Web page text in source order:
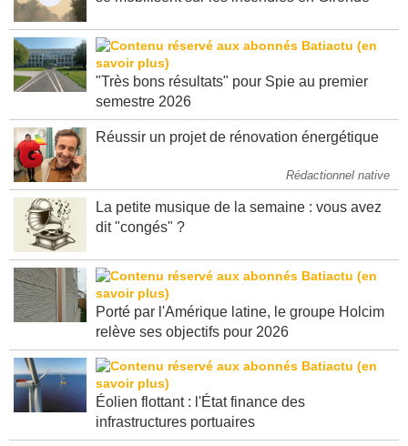
"Très bons résultats" pour Spie au premier
Rédactionnel native
La petite musique de la semaine : vous avez
Porté par l'Amérique latine, le groupe Holcim
Éolien flottant : l'État finance des